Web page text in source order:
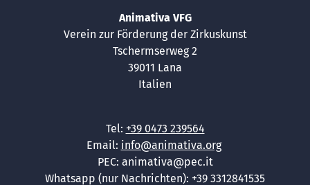
Animativa VFG
Verein zur Förderung der Zirkuskunst
Tschermserweg 2
39011 Lana
Italien
Tel: +39 0473 239564
Email: info@animativa.org
PEC: animativa@pec.it
Whatsapp (nur Nachrichten): +39 3312841535